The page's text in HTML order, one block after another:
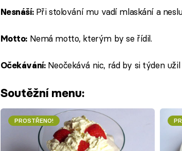
Nesnáší: Při stolování mu vadí mlaskání a
Motto: Nemá motto, kterým by se řídil.
Očekávání: Neočekává nic, rád by si týden
Soutěžní menu:
PROSTŘENO!